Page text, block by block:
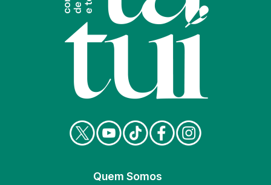
Quem Somos